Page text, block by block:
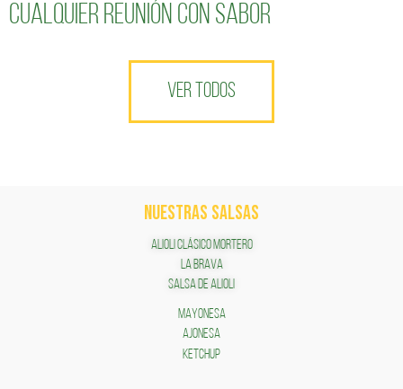
cualquier reunión con sabor
VER TODOS
NUESTRAS SALSAS
ALIOLI CLÁSICO MORTERO
LA BRAVA
SALSA DE ALIOLI
MAYONESA
AJONESA
KETCHUP